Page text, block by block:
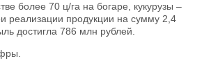
более 70 ц/га на богаре, кукурузы –
реализации продукции на сумму 2,4
достигла 786 млн рублей.